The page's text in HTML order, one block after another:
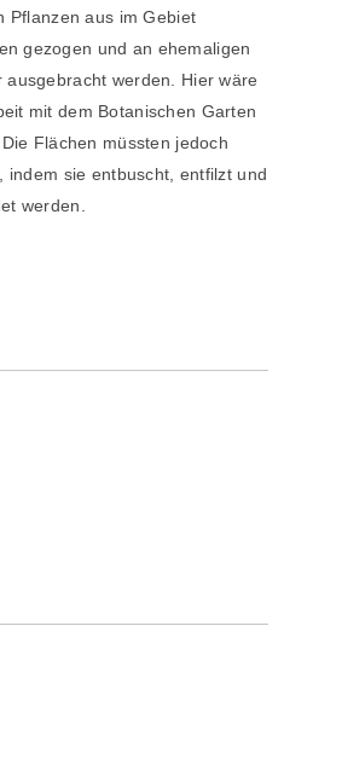
Pflanzen aus im Gebiet
gezogen und an ehemaligen
ausgebracht werden. Hier wäre
mit dem Botanischen Garten
Flächen müssten jedoch
indem sie entbuscht, entfilzt und
werden.